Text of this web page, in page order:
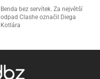
Benda bez servítek. Za největší
odpad Clashe označil Diega
Kotlára